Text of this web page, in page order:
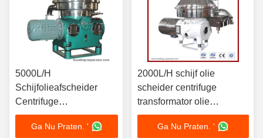
5000L/H
Schijfolieafscheider
Centrifuge
Smeeroliezuiveringssysteem
7,5 kW Motor met
Ga Nu Praten. '
2000L/H schijf olie
scheider centrifuge
transformator olie
zuivering 4kW motor 380V
vacuüm uitdroging mobiel
Ga Nu Praten. '